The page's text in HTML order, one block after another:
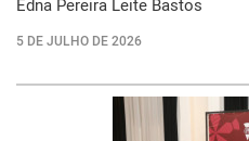
Edna Pereira Leite Bastos
5 DE JULHO DE 2026